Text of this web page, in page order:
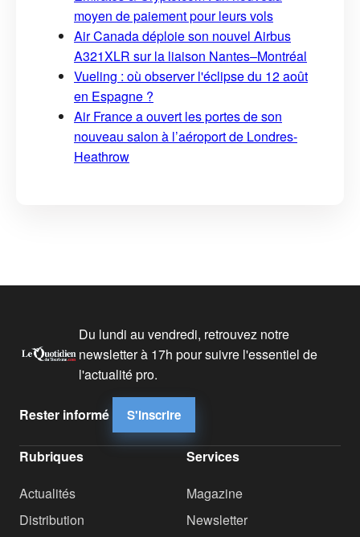
moyen de paiement pour leurs vols
Air Canada déploie son nouvel Airbus
A321XLR sur la liaison Nantes–Montréal
Vueling : où observer l'éclipse du 12 août
en Espagne ?
Air France a ouvert les portes de son
nouveau salon à l’aéroport de Londres-
Heathrow
Du lundi au vendredi, retrouvez notre
newsletter à 17h pour suivre l'essentiel de
l'actualité pro.
Rester informé S'inscrire
Rubriques
Actualités
Distribution
Services
Magazine
Newsletter